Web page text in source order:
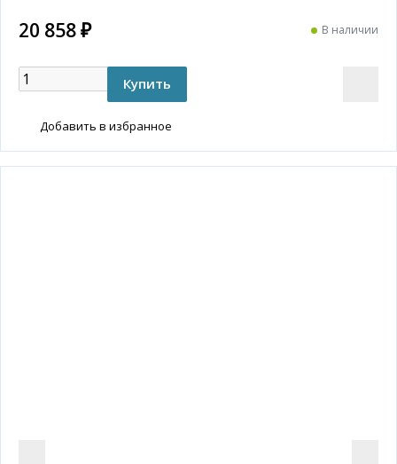
20 858 ₽ В наличии
Добавить в избранное